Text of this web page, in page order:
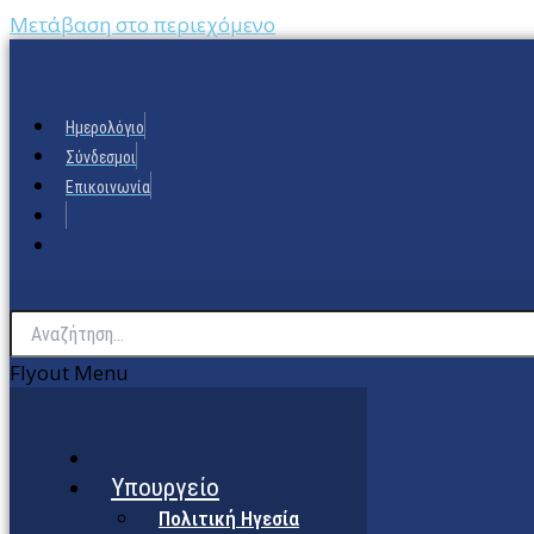
Μετάβαση στο περιεχόμενο
Ημερολόγιο
Σύνδεσμοι
Επικοινωνία
Flyout Menu
Υπουργείο
Πολιτική Ηγεσία